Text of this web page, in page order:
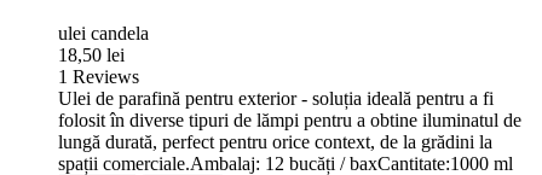
ulei candela
18,50 lei
1 Reviews
Ulei de parafină pentru exterior - soluția ideală pentru a fi
folosit în diverse tipuri de lămpi pentru a obtine iluminatul de
lungă durată, perfect pentru orice context, de la grădini la
spații comerciale.Ambalaj: 12 bucăți / baxCantitate:1000 ml